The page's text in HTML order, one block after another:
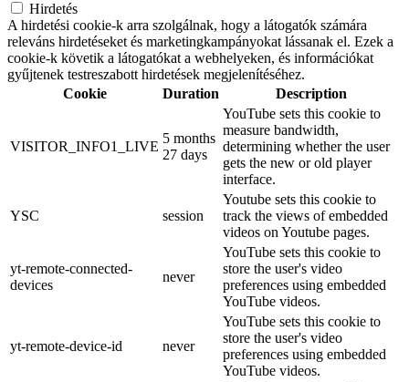
Hirdetés
A hirdetési cookie-k arra szolgálnak, hogy a látogatók számára
releváns hirdetéseket és marketingkampányokat lássanak el. Ezek a
cookie-k követik a látogatókat a webhelyeken, és információkat
gyűjtenek testreszabott hirdetések megjelenítéséhez.
Cookie
Duration Description
VISITOR_INFO1_LIVE
5 months
27 days
YouTube sets this cookie to
measure bandwidth,
determining whether the user
gets the new or old player
interface.
YSC session
Youtube sets this cookie to
track the views of embedded
videos on Youtube pages.
yt-remote-connected-
devices
never
YouTube sets this cookie to
store the user's video
preferences using embedded
YouTube videos.
yt-remote-device-id never
YouTube sets this cookie to
store the user's video
preferences using embedded
YouTube videos.